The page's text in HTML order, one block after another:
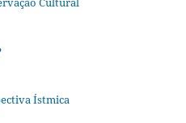
Ístmica